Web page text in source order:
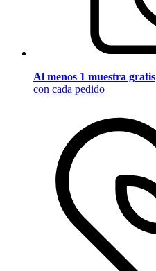
Al menos 1 muestra gratis
con cada pedido